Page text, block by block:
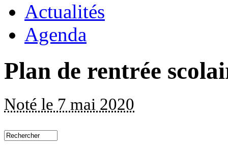
Actualités
Agenda
Plan de rentrée
Noté le 7 mai 2020